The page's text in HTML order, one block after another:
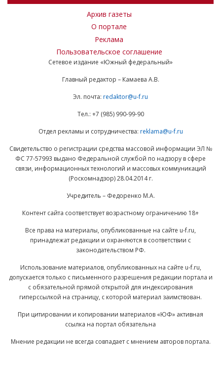
Архив газеты
О портале
Реклама
Пользовательское соглашение
Сетевое издание «Южный федеральный»
Главный редактор – Камаева А.В.
Эл. почта: redaktor@u-f.ru
Тел.: +7 (985) 990-99-90
Отдел рекламы и сотрудничества: reklama@u-f.ru
Свидетельство о регистрации средства массовой информации ЭЛ №
ФС 77-57993 выдано Федеральной службой по надзору в сфере
связи, информационных технологий и массовых коммуникаций
(Роскомнадзор) 28.04.2014 г.
Учредитель – Федоренко М.А.
Контент сайта соответствует возрастному ограничению 18+
Все права на материалы, опубликованные на сайте u-f.ru,
принадлежат редакции и охраняются в соответствии с
законодательством РФ.
Использование материалов, опубликованных на сайте u-f.ru,
допускается только с письменного разрешения редакции портала и
с обязательной прямой открытой для индексирования
гиперссылкой на страницу, с которой материал заимствован.
При цитировании и копировании материалов «ЮФ» активная
ссылка на портал обязательна
Мнение редакции не всегда совпадает с мнением авторов портала.